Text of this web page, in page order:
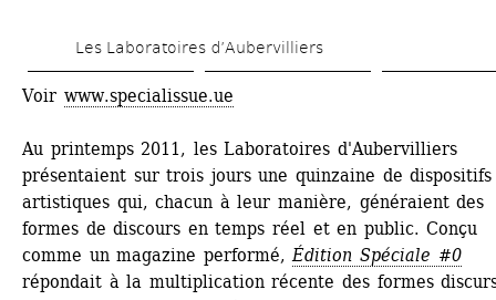
au
contenu
Les Laboratoires d’Aubervilliers
Voir www.specialissue.ue
Au printemps 2011, les Laboratoires d'Aubervilliers
présentaient sur trois jours une quinzaine de dispositifs
artistiques qui, chacun à leur manière, généraient des
formes de discours en temps réel et en public. Conçu
comme un magazine performé, Édition Spéciale #0
répondait à la multiplication récente des formes